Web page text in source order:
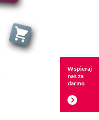
Wspieraj
nas za
darmo